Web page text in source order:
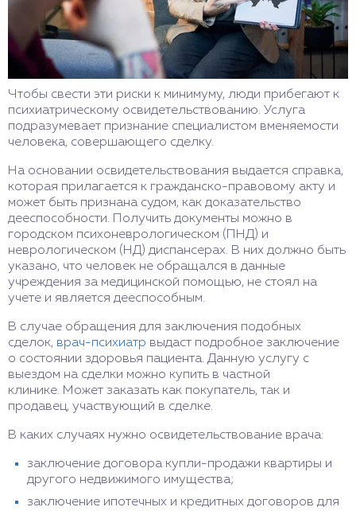
Чтобы свести эти риски к минимуму, люди прибегают к
психиатрическому освидетельствованию. Услуга
подразумевает признание специалистом вменяемости
человека, совершающего сделку.
На основании освидетельствования выдается справка,
которая прилагается к гражданско-правовому акту и
может быть признана судом, как доказательство
дееспособности. Получить документы можно в
городском психоневрологическом (ПНД) и
неврологическом (НД) диспансерах. В них должно быть
указано, что человек не обращался в данные
учреждения за медицинской помощью, не стоял на
учете и является дееспособным.
В случае обращения для заключения подобных
сделок, врач-психиатр выдаст подробное заключение
о состоянии здоровья пациента. Данную услугу с
выездом на сделки можно купить в частной
клинике. Может заказать как покупатель, так и
продавец, участвующий в сделке.
В каких случаях нужно освидетельствование врача:
заключение договора купли-продажи квартиры и
другого недвижимого имущества;
заключение ипотечных и кредитных договоров для